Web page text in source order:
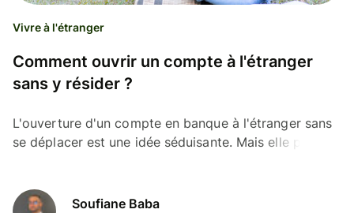
Vivre à l'étranger
Comment ouvrir un compte à l'étranger
sans y résider ?
L'ouverture d'un compte en banque à l'étranger sans
se déplacer est une idée séduisante. Mais elle peut-
Soufiane Baba